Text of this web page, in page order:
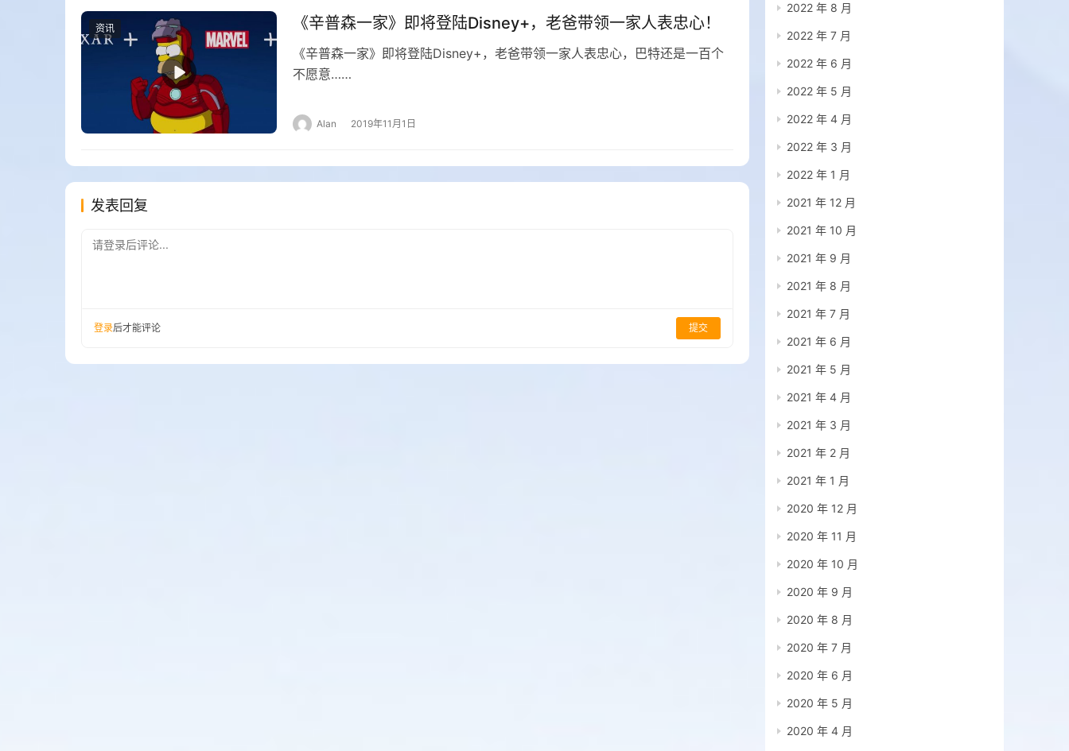
资讯 《辛普森一家》即将登陆Disney+，老爸带领一家人表忠心！
《辛普森一家》即将登陆Disney+，老爸带领一家人表忠心，巴特还是一百个
不愿意……
Alan 2019年11月1日
发表回复
请登录后评论...
登录后才能评论 提交
2022 年 8 月
2022 年 7 月
2022 年 6 月
2022 年 5 月
2022 年 4 月
2022 年 3 月
2022 年 1 月
2021 年 12 月
2021 年 10 月
2021 年 9 月
2021 年 8 月
2021 年 7 月
2021 年 6 月
2021 年 5 月
2021 年 4 月
2021 年 3 月
2021 年 2 月
2021 年 1 月
2020 年 12 月
2020 年 11 月
2020 年 10 月
2020 年 9 月
2020 年 8 月
2020 年 7 月
2020 年 6 月
2020 年 5 月
2020 年 4 月